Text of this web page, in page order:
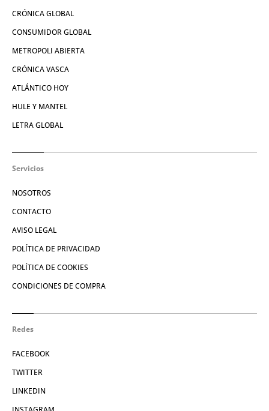
CRÓNICA GLOBAL
CONSUMIDOR GLOBAL
METROPOLI ABIERTA
CRÓNICA VASCA
ATLÁNTICO HOY
HULE Y MANTEL
LETRA GLOBAL
Servicios
NOSOTROS
CONTACTO
AVISO LEGAL
POLÍTICA DE PRIVACIDAD
POLÍTICA DE COOKIES
CONDICIONES DE COMPRA
Redes
FACEBOOK
TWITTER
LINKEDIN